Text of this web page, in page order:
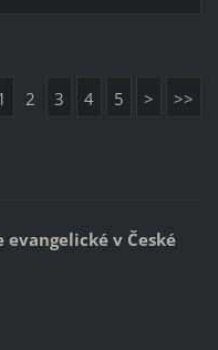
2 3 4 5 > >>
v České